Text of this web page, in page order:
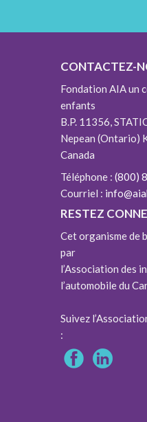
CONTACTEZ-
Fondation AIA un
enfants
B.P. 11356,
Nepean (Ontario)
Canada
Téléphone :(800)
Courriel :
RESTEZ
Cet organisme de
par
l’Association des
l’automobile du
Suivez
: